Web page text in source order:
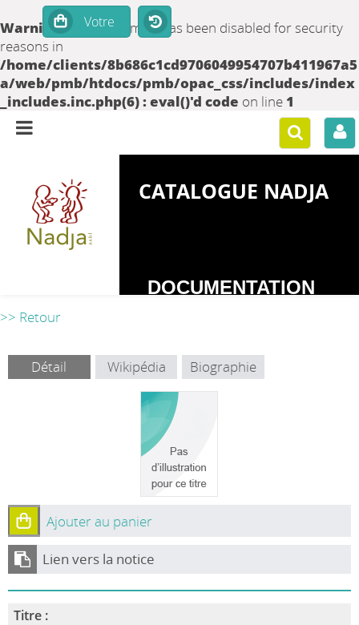
Warning: set_time_limit() has been disabled for security
reasons in
/home/clients/8b686c1cd9706049954707b411967a5
a/web/pmb/htdocs/pmb/opac_css/includes/index
_includes.inc.php(6) : eval()'d code on line 1
CATALOGUE NADJA
DOCUMENTATION
>> Retour
Détail Wikipédia Biographie
Ajouter au panier
Lien vers la notice
Titre :